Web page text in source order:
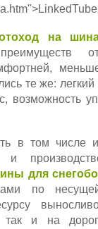
на
те же:
возможность
в том числе
для
по
так и на